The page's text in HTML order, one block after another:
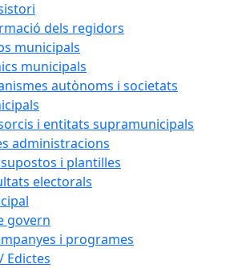
dels regidors
municipals
municipals
autònoms i societats
i entitats supramunicipals
administracions
i plantilles
electorals
govern
i programes
Edictes